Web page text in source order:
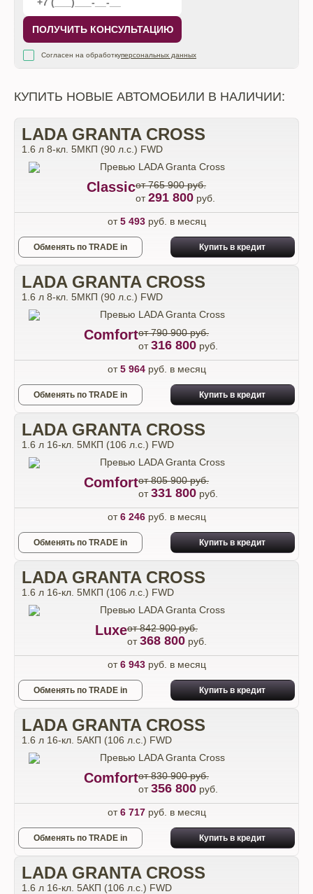
ПОЛУЧИТЬ КОНСУЛЬТАЦИЮ
Согласен на обработкуперсональных данных
КУПИТЬ НОВЫЕ АВТОМОБИЛИ В НАЛИЧИИ:
LADA GRANTA CROSS
1.6 л 8-кл. 5МКП (90 л.с.) FWD
Classicот 765 900 руб.
от291 800 руб.
от5 493руб. в месяц
Обменять по TRADE in Купить в кредит
LADA GRANTA CROSS
1.6 л 8-кл. 5МКП (90 л.с.) FWD
Comfortот 790 900 руб.
от316 800 руб.
от5 964руб. в месяц
Обменять по TRADE in Купить в кредит
LADA GRANTA CROSS
1.6 л 16-кл. 5МКП (106 л.с.) FWD
Comfortот 805 900 руб.
от331 800 руб.
от6 246руб. в месяц
Обменять по TRADE in Купить в кредит
LADA GRANTA CROSS
1.6 л 16-кл. 5МКП (106 л.с.) FWD
Luxeот 842 900 руб.
от368 800 руб.
от6 943руб. в месяц
Обменять по TRADE in Купить в кредит
LADA GRANTA CROSS
1.6 л 16-кл. 5АКП (106 л.с.) FWD
Comfortот 830 900 руб.
от356 800 руб.
от6 717руб. в месяц
Обменять по TRADE in Купить в кредит
LADA GRANTA CROSS
1.6 л 16-кл. 5АКП (106 л.с.) FWD